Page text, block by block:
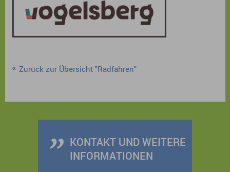
Zurück zur Übersicht "Radfahren"
KONTAKT UND WEITERE
INFORMATIONEN